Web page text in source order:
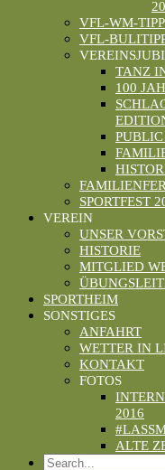
VFL-WM-
VFL-
TANZ
100
SPORTFEST
VEREIN
UNSER
HISTORIE
MITGLIED
SPORTHEIM
SONSTIGES
ANFAHRT
WETTER IN
KONTAKT
FOTOS
2016
ALTE
Search